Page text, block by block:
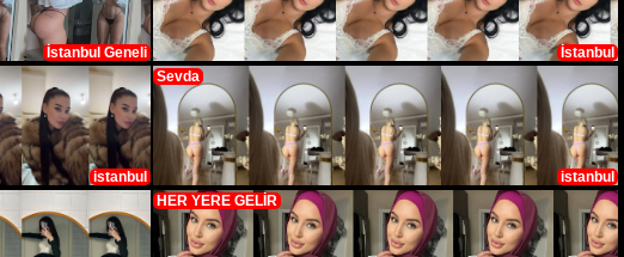
İstanbul Geneli
İstanbul
istanbul
Sevda
istanbul
HER YERE GELİR